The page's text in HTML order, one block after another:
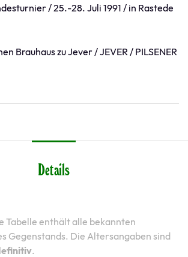
/ 25.-28. Juli 1991 / in Rastede
Brauhaus zu Jever / JEVER / PILSENER
Details
Tabelle enthält alle bekannten
Gegenstands. Die Altersangaben sind
.